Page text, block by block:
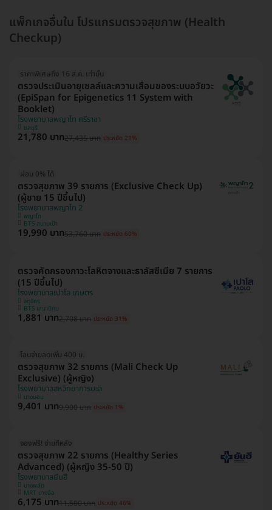
แพ็กเกจอื่นใน โปรแกรมตรวจสุขภาพ (Health
Checkup)
ราคาพิเศษถึง 16 ส.ค. เท่านั้น
ตรวจประเมินอายุเซลล์และความเสื่อมของระบบอวัยวะ
(EpiSpan for Epigenetics 11 System with
Booklet)
โรงพยาบาลพญาไท ศรีราชา
ชลบุรี
21,780 บาท27,435 บาท ประหยัด 21%
ผ่อน 0% ได้
ตรวจสุขภาพ 39 รายการ (Exclusive Check Up)
(ผู้ชาย 15 ปีขึ้นไป)
โรงพยาบาลพญาไท 2
พญาไท
BTS สนามเป้า
19,990 บาท53,760 บาท ประหยัด 60%
ตรวจคัดกรองภาวะโลหิตจางและธาลัสซีเมีย 7 รายการ
(15 ปีขึ้นไป)
โรงพยาบาลเปาโล เกษตร
จตุจักร
BTS เสนานิคม
1,881 บาท2,708 บาท ประหยัด 31%
โอนจ่ายลดเพิ่ม 400 บ.
ตรวจสุขภาพ 32 รายการ (Mali Check Up
Exclusive) (ผู้หญิง)
โรงพยาบาลสหวิทยาการมะลิ
บางบอน
9,401 บาท9,900 บาท ประหยัด 1%
จองฟรี! จ่ายทีหลัง
ตรวจสุขภาพ 22 รายการ (Healthy Series
Advanced) (ผู้หญิง 35-50 ปี)
โรงพยาบาลยันฮี
บางพลัด
MRT บางอ้อ
6,175 บาท11,500 บาท ประหยัด 46%